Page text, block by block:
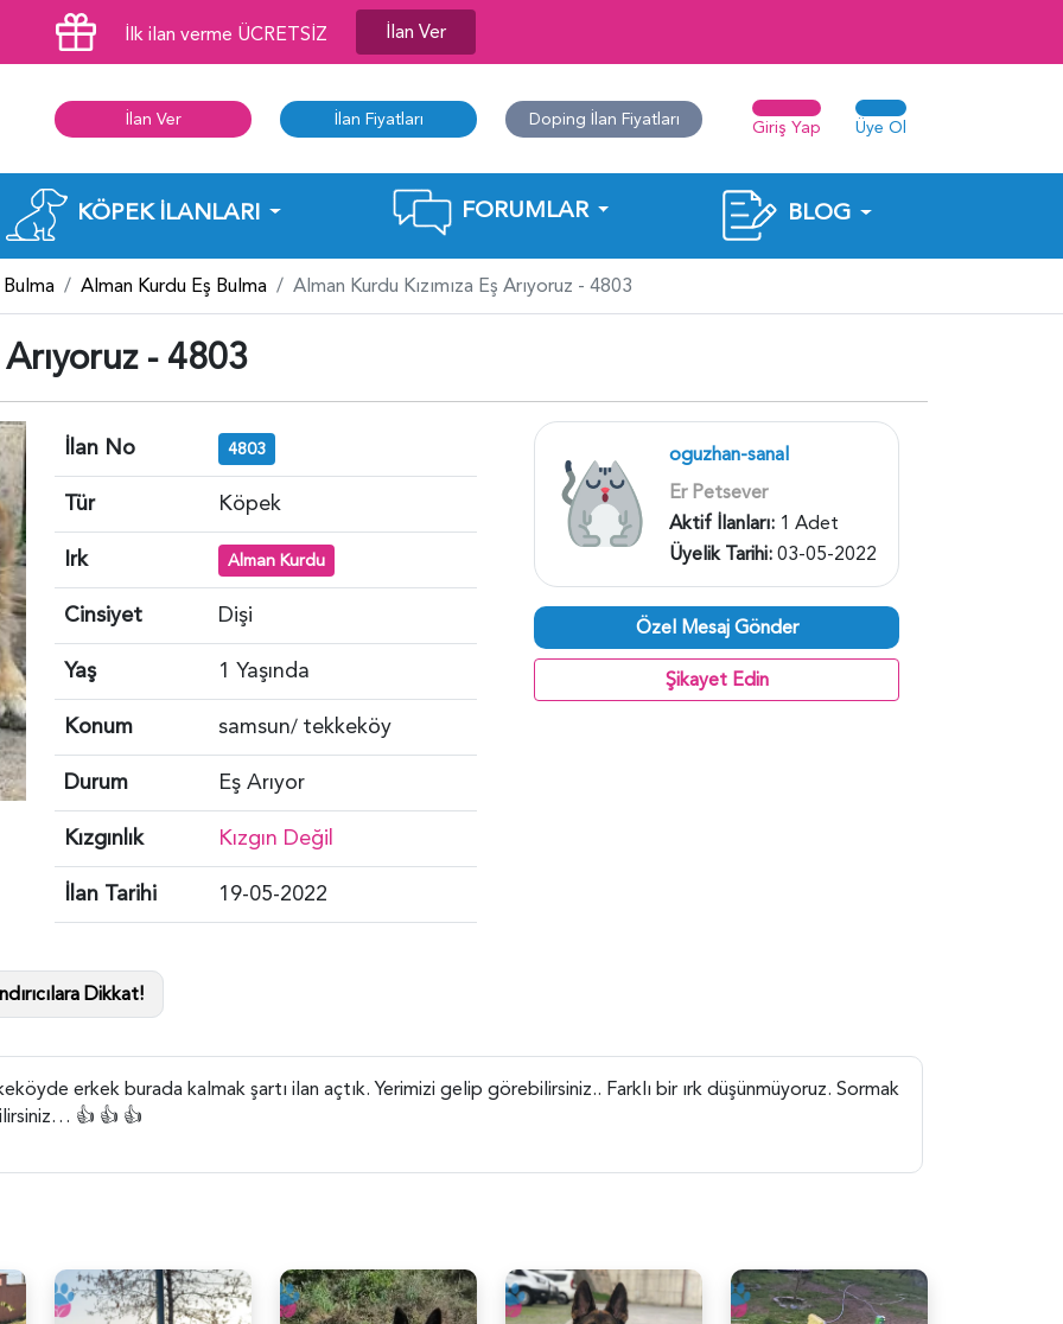
İlk ilan verme ÜCRETSİZ İlan Ver
İlan Ver İlan Fiyatları Doping İlan Fiyatları Giriş Yap Üye Ol
KÖPEK İLANLARI FORUMLAR BLOG
Alman Kurdu Eş Bulma Alman Kurdu Kızımıza Eş Arıyoruz - 4803
- 4803
İlan No 4803
Tür
Köpek
Irk
Alman Kurdu
Cinsiyet
Dişi
Yaş
1 Yaşında
Konum
samsun/ tekkeköy
Durum
Eş Arıyor
Kızgınlık
Kızgın Değil
İlan Tarihi
19-05-2022
oguzhan-sanal
Er Petsever
Aktif İlanları: 1 Adet
Üyelik Tarihi:03-05-2022
Özel Mesaj Gönder
Şikayet Edin
Dikkat!
erkek burada kalmak şartı ilan açtık. Yerimizi gelip görebilirsiniz.. Farklı bir ırk düşünmüyoruz. Sormak
👍 👍 👍